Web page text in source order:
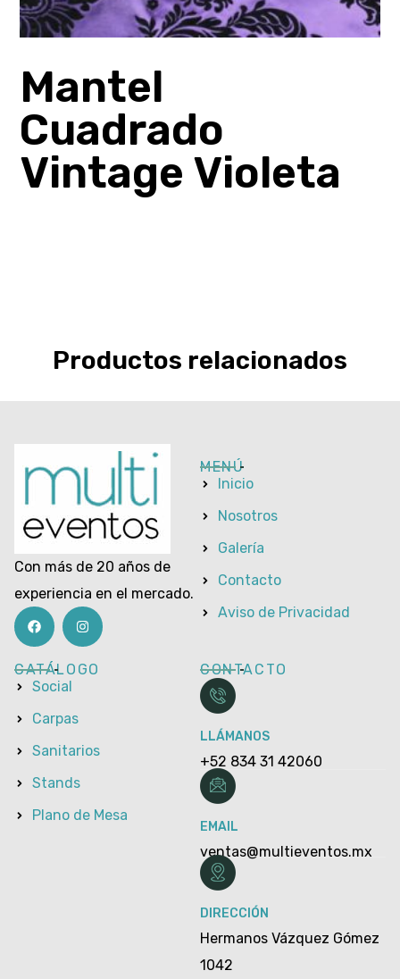
Mantel
Cuadrado
Vintage Violeta
Productos relacionados
Con más de 20 años de
experiencia en el mercado.
MENÚ
Inicio
Nosotros
Galería
Contacto
Aviso de Privacidad
CATÁLOGO
Social
Carpas
Sanitarios
Stands
Plano de Mesa
CONTACTO
LLÁMANOS
+52 834 31 42060
EMAIL
ventas@multieventos.mx
DIRECCIÓN
Hermanos Vázquez Gómez
1042